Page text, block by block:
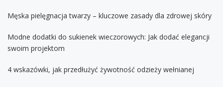
Męska pielęgnacja twarzy – kluczowe zasady dla zdrowej skóry
Modne dodatki do sukienek wieczorowych: Jak dodać elegancji
swoim projektom
4 wskazówki, jak przedłużyć żywotność odzieży wełnianej